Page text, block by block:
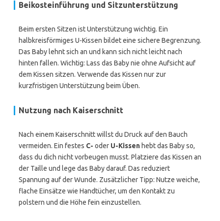
Beikosteinführung und Sitzunterstützung
Beim ersten Sitzen ist Unterstützung wichtig. Ein
halbkreisförmiges U-Kissen bildet eine sichere Begrenzung.
Das Baby lehnt sich an und kann sich nicht leicht nach
hinten fallen. Wichtig: Lass das Baby nie ohne Aufsicht auf
dem Kissen sitzen. Verwende das Kissen nur zur
kurzfristigen Unterstützung beim Üben.
Nutzung nach Kaiserschnitt
Nach einem Kaiserschnitt willst du Druck auf den Bauch
vermeiden. Ein festes C- oder U-Kissen hebt das Baby so,
dass du dich nicht vorbeugen musst. Platziere das Kissen an
der Taille und lege das Baby darauf. Das reduziert
Spannung auf der Wunde. Zusätzlicher Tipp: Nutze weiche,
flache Einsätze wie Handtücher, um den Kontakt zu
polstern und die Höhe fein einzustellen.